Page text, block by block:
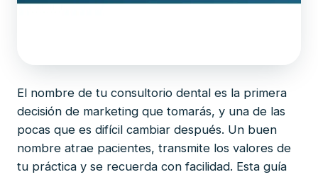
El nombre de tu consultorio dental es la primera
decisión de marketing que tomarás, y una de las
pocas que es difícil cambiar después. Un buen
nombre atrae pacientes, transmite los valores de
tu práctica y se recuerda con facilidad. Esta guía